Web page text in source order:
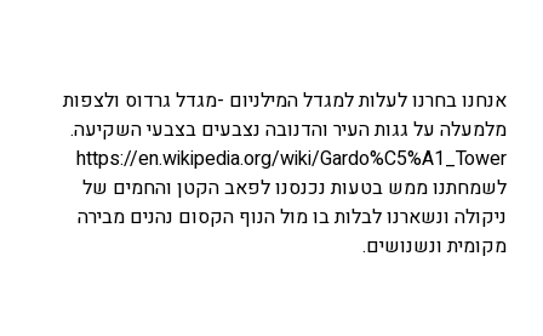
אנחנו בחרנו לעלות למגדל המילניום -מגדל גרדוס ולצפות
מלמעלה על גגות העיר והדנובה נצבעים בצבעי השקיעה.
https://en.wikipedia.org/wiki/Gardo%C5%A1_Tower
לשמחתנו ממש בטעות נכנסנו לפאב הקטן והחמים של
ניקולה ונשארנו לבלות בו מול הנוף הקסום נהנים מבירה
מקומית ונשנושים.